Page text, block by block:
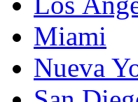
Miami
Nueva